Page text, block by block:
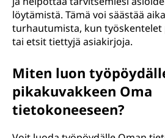
löytämistä. Tämä voi säästää
turhautumista, kun työskentelet
tai etsit tiettyjä asiakirjoja.
Miten luon
pikakuvakkeen Oma
tietokoneeseen?